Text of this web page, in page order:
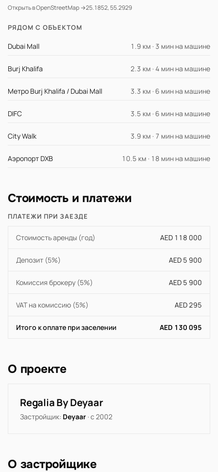
Открыть в OpenStreetMap →25.1852, 55.2929
РЯДОМ С ОБЪЕКТОМ
Dubai Mall 1.9 км · 3 мин на машине
Burj Khalifa 2.3 км · 4 мин на машине
Метро Burj Khalifa / Dubai Mall 3.3 км · 6 мин на машине
DIFC 3.5 км · 6 мин на машине
City Walk 3.9 км · 7 мин на машине
Аэропорт DXB 10.5 км · 18 мин на машине
Стоимость и платежи
ПЛАТЕЖИ ПРИ ЗАЕЗДЕ
Стоимость аренды (год) AED 118 000
Депозит (5%) AED 5 900
Комиссия брокеру (5%) AED 5 900
VAT на комиссию (5%) AED 295
Итого к оплате при заселении AED 130 095
О проекте
Regalia By Deyaar
Застройщик: Deyaar · с 2002
О застройщике